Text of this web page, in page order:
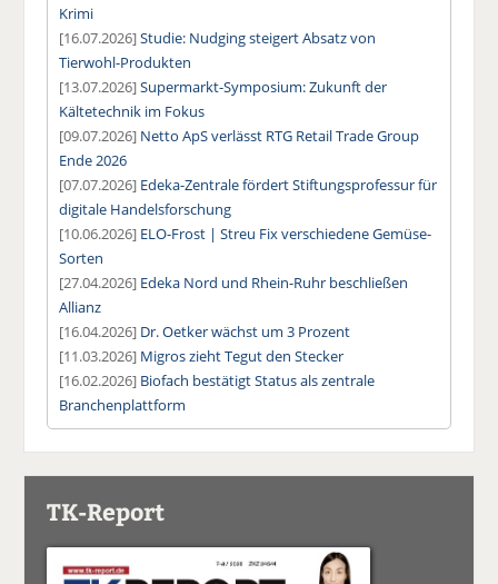
Krimi
[16.07.2026]Studie: Nudging steigert Absatz von
Tierwohl-Produkten
[13.07.2026]Supermarkt-Symposium: Zukunft der
Kältetechnik im Fokus
[09.07.2026] Netto ApS verlässt RTG Retail Trade Group
Ende 2026
[07.07.2026] Edeka-Zentrale fördert Stiftungsprofessur für
digitale Handelsforschung
[10.06.2026] ELO-Frost | Streu Fix verschiedene Gemüse-
Sorten
[27.04.2026] Edeka Nord und Rhein-Ruhr beschließen
Allianz
[16.04.2026] Dr. Oetker wächst um 3 Prozent
[11.03.2026] Migros zieht Tegut den Stecker
[16.02.2026] Biofach bestätigt Status als zentrale
Branchenplattform
TK-Report